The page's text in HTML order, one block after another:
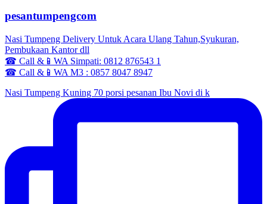
pesantumpengcom
Nasi Tumpeng Delivery Untuk Acara Ulang Tahun,Syukuran,
Pembukaan Kantor dll
☎ Call &📱WA Simpati: 0812 876543 1
☎ Call &📱WA M3 : 0857 8047 8947
Nasi Tumpeng Kuning 70 porsi pesanan Ibu Novi di k